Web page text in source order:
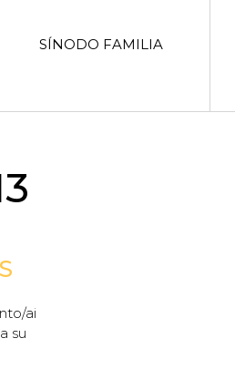
SÍNODO FAMILIA
ai_papa7.mp3{/play}
su